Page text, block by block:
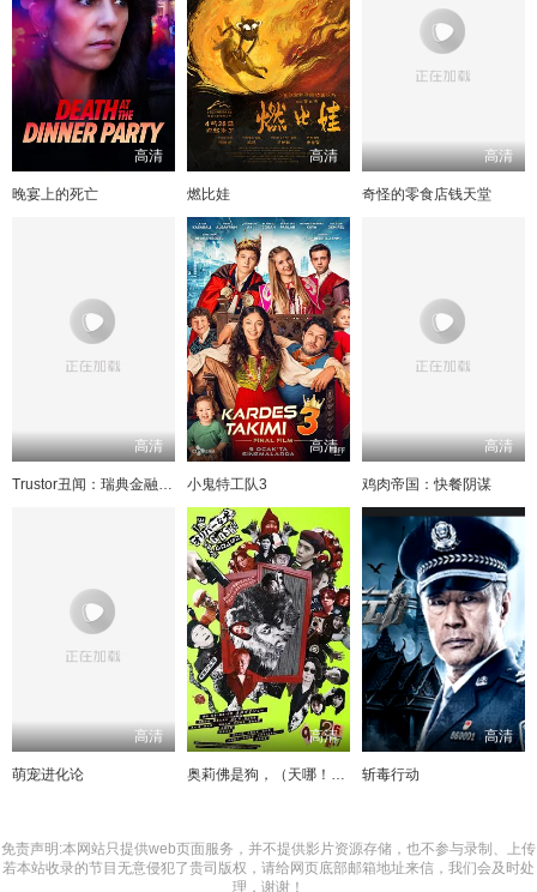
高清
晚宴上的死亡
高清
燃比娃
高清
奇怪的零食店钱天堂
高清
Trustor丑闻：瑞典金融案内幕
高清
小鬼特工队3
高清
鸡肉帝国：快餐阴谋
高清
萌宠进化论
高清
奥莉佛是狗，（天哪！！）这家伙电影版
高清
斩毒行动
免责声明:本网站只提供web页面服务，并不提供影片资源存储，也不参与录制、上传
若本站收录的节目无意侵犯了贵司版权，请给网页底部邮箱地址来信，我们会及时处
理，谢谢！